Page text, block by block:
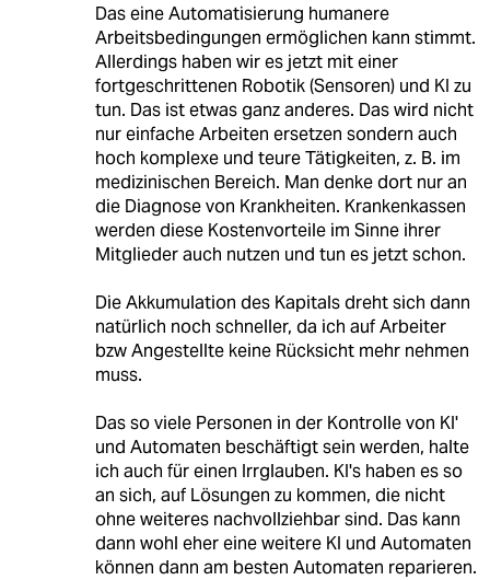
Das eine Automatisierung humanere
Arbeitsbedingungen ermöglichen kann stimmt.
Allerdings haben wir es jetzt mit einer
fortgeschrittenen Robotik (Sensoren) und KI zu
tun. Das ist etwas ganz anderes. Das wird nicht
nur einfache Arbeiten ersetzen sondern auch
hoch komplexe und teure Tätigkeiten, z. B. im
medizinischen Bereich. Man denke dort nur an
die Diagnose von Krankheiten. Krankenkassen
werden diese Kostenvorteile im Sinne ihrer
Mitglieder auch nutzen und tun es jetzt schon.
Die Akkumulation des Kapitals dreht sich dann
natürlich noch schneller, da ich auf Arbeiter
bzw Angestellte keine Rücksicht mehr nehmen
muss.
Das so viele Personen in der Kontrolle von KI'
und Automaten beschäftigt sein werden, halte
ich auch für einen Irrglauben. KI's haben es so
an sich, auf Lösungen zu kommen, die nicht
ohne weiteres nachvollziehbar sind. Das kann
dann wohl eher eine weitere KI und Automaten
können dann am besten Automaten reparieren.